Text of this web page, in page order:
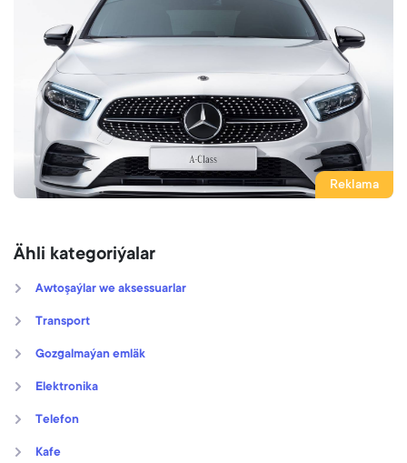
Reklama
Ähli kategoriýalar
Awtoşaýlar we aksessuarlar
Transport
Gozgalmaýan emläk
Elektronika
Telefon
Kafe